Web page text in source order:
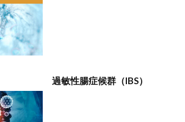
過敏性腸症候群（IBS）